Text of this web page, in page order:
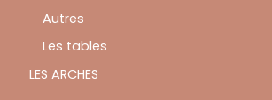
Autres
Les tables
LES ARCHES